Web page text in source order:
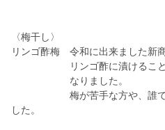
〈梅干し〉
リンゴ酢梅 令和に出来ました新
リンゴ酢に漬けることで
なりました。
梅が苦手な方や、誰でも
した。